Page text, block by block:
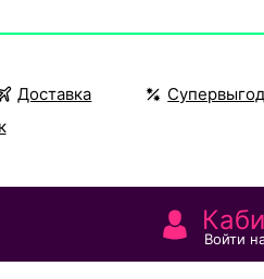
Доставка
Войти